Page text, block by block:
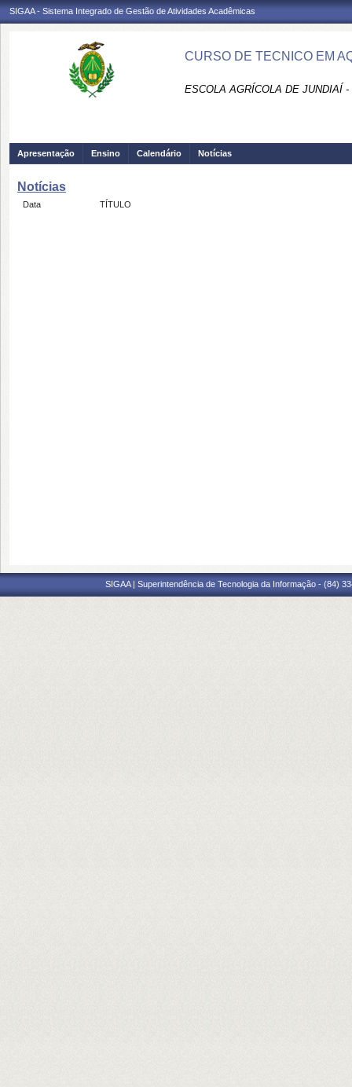
SIGAA - Sistema Integrado de Gestão de Atividades Acadêmicas
CURSO DE TECNICO EM
ESCOLA AGRÍCOLA DE JUNDIAÍ -
Apresentação Ensino Calendário Notícias
Notícias
Data TÍTULO
SIGAA | Superintendência de Tecnologia da Informação - (84)